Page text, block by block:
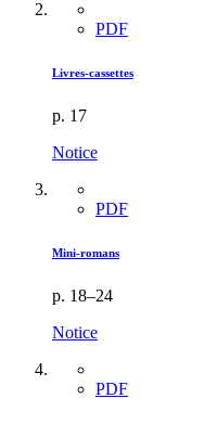
PDF
Livres-cassettes
p. 17
Notice
PDF
Mini-romans
p. 18–24
Notice
PDF